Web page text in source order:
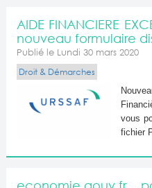
AIDE FINANCIERE
nouveau formulaire
Publié le Lundi 30 mars 2020
Droit & Démarches
vous
fichier